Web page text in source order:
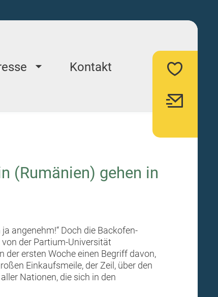
Kontakt
(Rumänien) gehen in
angenehm!“ Doch die Backofen-
der Partium-Universität
ersten Woche einen Begriff davon,
Einkaufsmeile, der Zeil, über den
Nationen, die sich in den